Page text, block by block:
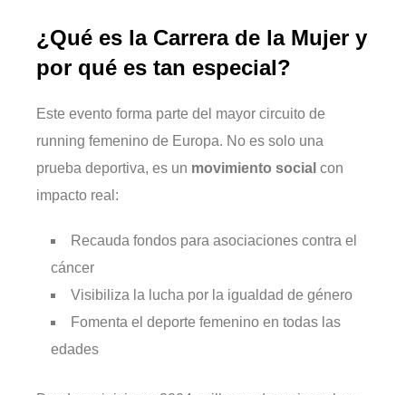
¿Qué es la Carrera de la Mujer y
por qué es tan especial?
Este evento forma parte del mayor circuito de
running femenino de Europa. No es solo una
prueba deportiva, es un movimiento social con
impacto real:
Recauda fondos para asociaciones contra el
cáncer
Visibiliza la lucha por la igualdad de género
Fomenta el deporte femenino en todas las
edades